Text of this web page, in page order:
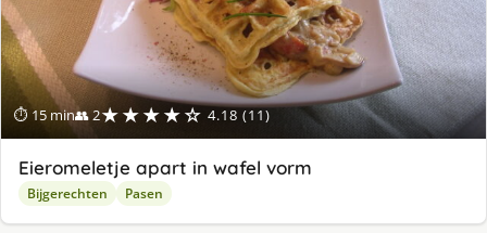
⏱ 15 min👥 2★★★★☆ 4.18 (11)
Eieromeletje apart in wafel vorm
Bijgerechten Pasen